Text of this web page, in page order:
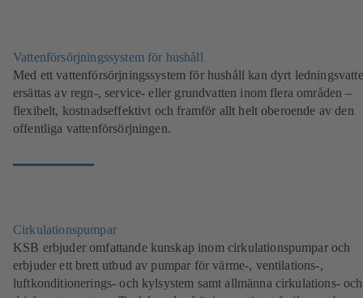
Vattenförsörjningssystem för hushåll
Med ett vattenförsörjningssystem för hushåll kan dyrt
ersättas av regn-, service- eller grundvatten inom flera områden –
flexibelt, kostnadseffektivt och framför allt helt oberoende av den
offentliga vattenförsörjningen.
Cirkulationspumpar
KSB erbjuder omfattande kunskap inom cirkulationspumpar och
erbjuder ett brett utbud av pumpar för värme-, ventilations-,
luftkonditionerings- och kylsystem samt allmänna cirkulations- och